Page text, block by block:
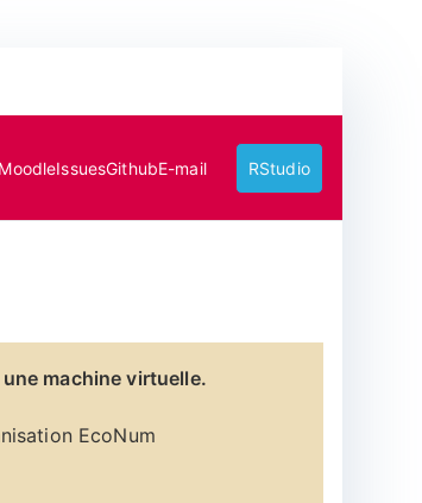
MoodleIssuesGithubE-mail RStudio
machine virtuelle.
EcoNum